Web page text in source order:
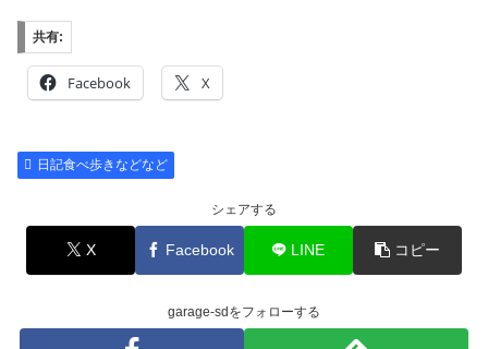
共有:
Facebook X
日記食べ歩きなどなど
シェアする
X Facebook LINE コピー
garage-sdをフォローする